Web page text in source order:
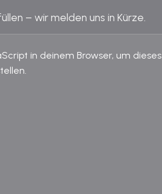
– wir melden uns in Kürze.
in deinem Browser, um dieses